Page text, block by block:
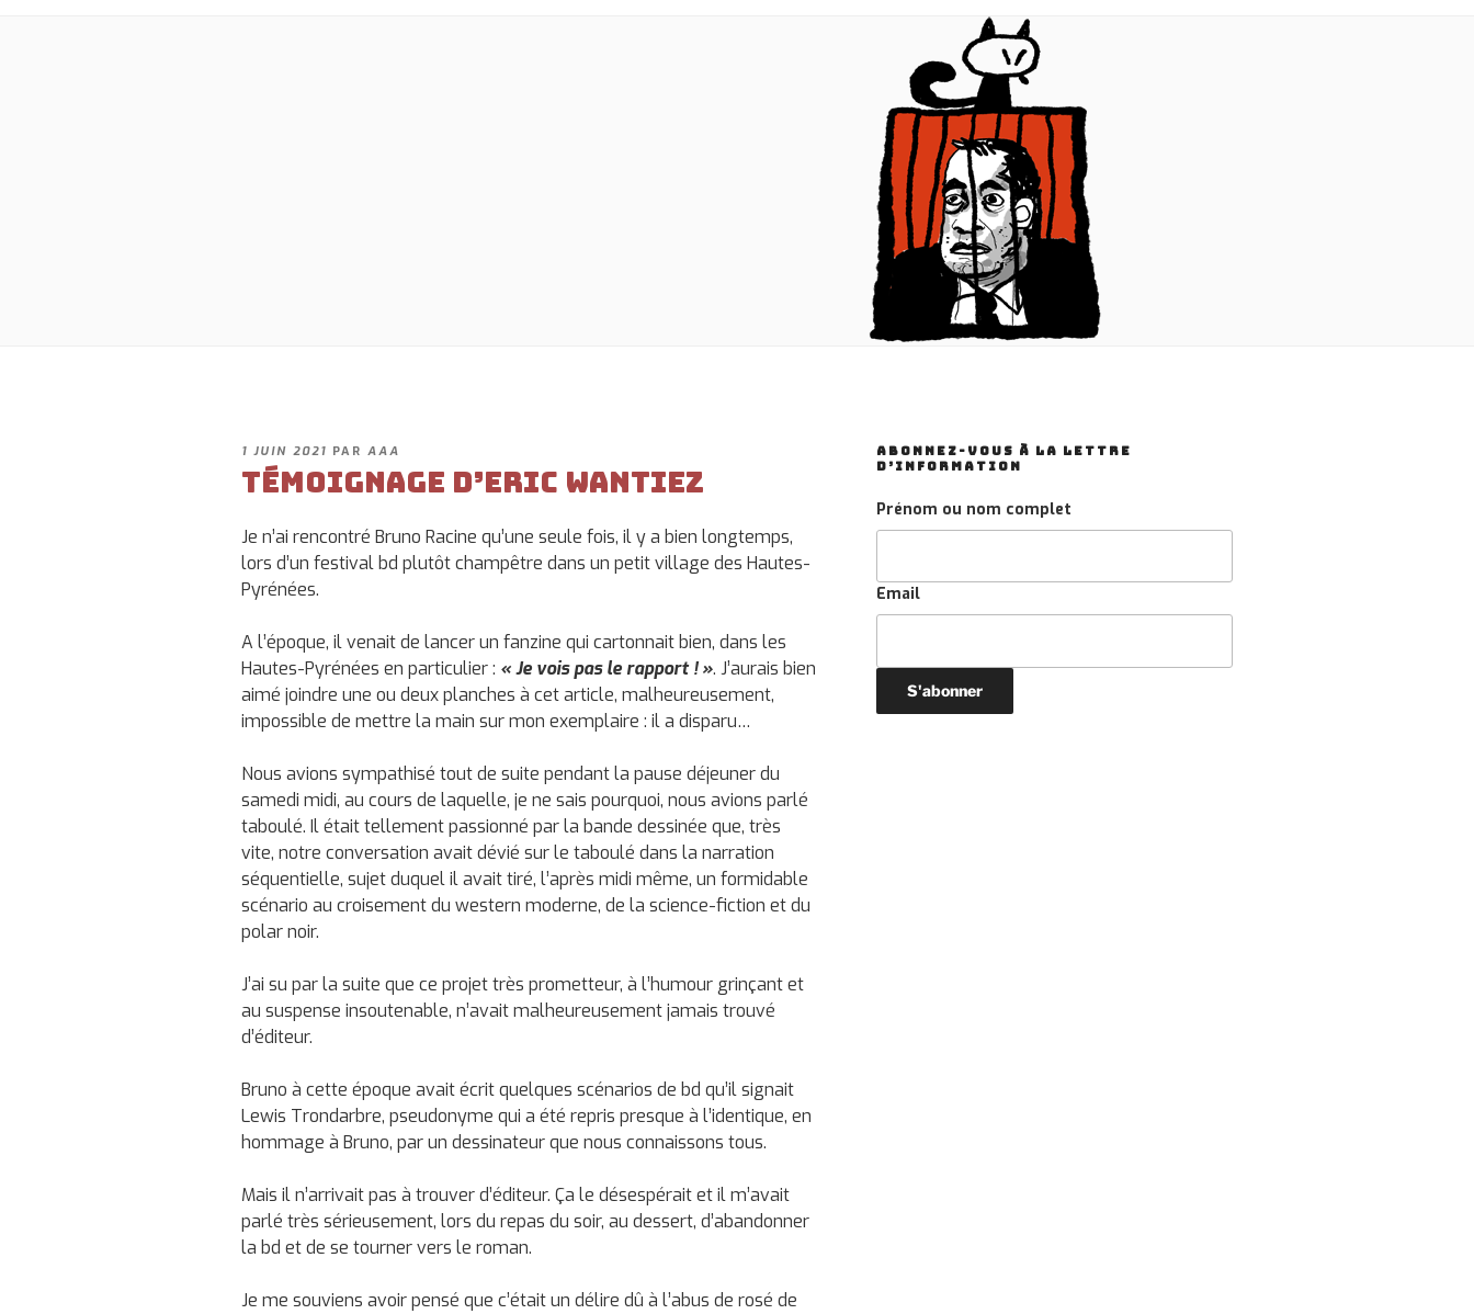
PUBLIÉ
LE
1 JUIN 2021 PAR AAA
Témoignage d’Eric Wantiez
Je n’ai rencontré Bruno Racine qu’une seule fois, il y a bien longtemps,
lors d’un festival bd plutôt champêtre dans un petit village des Hautes-
Pyrénées.
A l’époque, il venait de lancer un fanzine qui cartonnait bien, dans les
Hautes-Pyrénées en particulier : « Je vois pas le rapport ! ». J’aurais bien
aimé joindre une ou deux planches à cet article, malheureusement,
impossible de mettre la main sur mon exemplaire : il a disparu…
Nous avions sympathisé tout de suite pendant la pause déjeuner du
samedi midi, au cours de laquelle, je ne sais pourquoi, nous avions parlé
taboulé. Il était tellement passionné par la bande dessinée que, très
vite, notre conversation avait dévié sur le taboulé dans la narration
séquentielle, sujet duquel il avait tiré, l’après midi même, un formidable
scénario au croisement du western moderne, de la science-fiction et du
polar noir.
J’ai su par la suite que ce projet très prometteur, à l’humour grinçant et
au suspense insoutenable, n’avait malheureusement jamais trouvé
d’éditeur.
Bruno à cette époque avait écrit quelques scénarios de bd qu’il signait
Lewis Trondarbre, pseudonyme qui a été repris presque à l’identique, en
hommage à Bruno, par un dessinateur que nous connaissons tous.
Mais il n’arrivait pas à trouver d’éditeur. Ça le désespérait et il m’avait
parlé très sérieusement, lors du repas du soir, au dessert, d’abandonner
la bd et de se tourner vers le roman.
Je me souviens avoir pensé que c’était un délire dû à l’abus de rosé de
ABONNEZ-VOUS À LA LETTRE
D’INFORMATION
Prénom ou nom complet
Email